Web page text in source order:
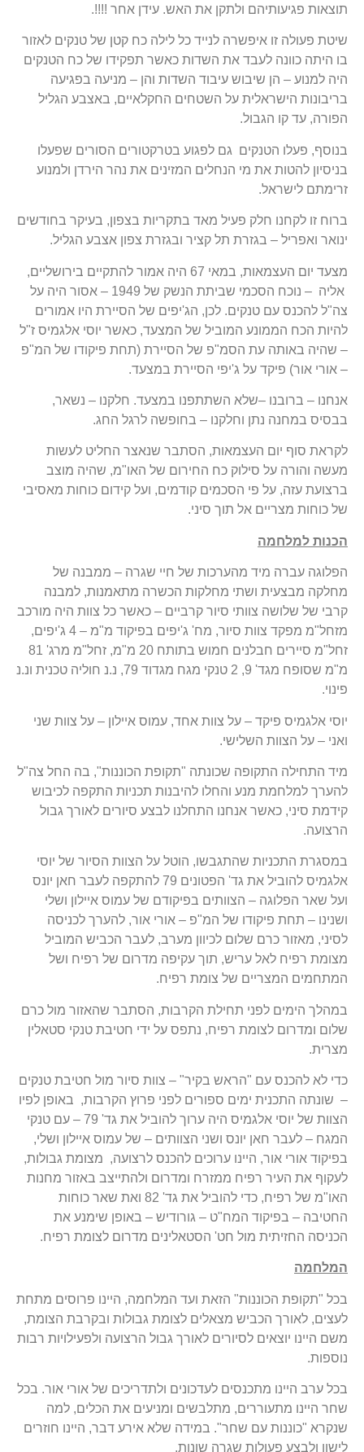
תוצאות פגיעותיהם ולתקן את האש. עידן אחר !!!!.
שיטת פעולה זו איפשרה לנייד כל לילה כח קטן של טנקים לאזור
בו היתה כוונה לעבד את השדות כאשר תפקידו של כח הטנקים
היה למנוע – הן שיבוש עיבוד השדות והן – מניעה בפגיעה
בריבונות הישראלית על השטחים החקלאיים, באצבע הגליל
הפורה, עד קו הגבול.
בנוסף, פעלו הטנקים גם לפגוע בטרקטורים הסורים שפעלו
בניסיון להטות את מי הנחלים המזינים את נהר הירדן ולמנוע
זרימתם לישראל.
ברוח זו לקחנו חלק פעיל מאד בתקריות בצפון, בעיקר בחודשים
ינואר ואפריל – בגזרת תל קציר ובגזרת צפון אצבע הגליל.
מצעד יום העצמאות, במאי 67 היה אמור להתקיים בירושליים,
אליה – נוכח הסכמי שביתת הנשק של 1949 – אסור היה על
צה"ל להכנס עם טנקים. לכן, הג'יפים של הסיירת היו אמורים
להיות הכח הממונע המוביל של המצעד, כאשר יוסי אלגמיס ז"ל
– שהיה באותה עת הסמ"פ של הסיירת (תחת פיקודו של המ"פ
– אורי אור) פיקד על ג'יפי הסיירת במצעד.
אנחנו – ברובנו –שלא השתתפנו במצעד. חלקנו – נשאר,
בבסיס במחנה נתן וחלקנו – בחופשה לרגל החג.
לקראת סוף יום העצמאות, הסתבר שנאצר החליט לעשות
מעשה והורה על סילוק כח החירום של האו"מ, שהיה מוצב
ברצועת עזה, על פי הסכמים קודמים, ועל קידום כוחות מאסיבי
של כוחות מצריים אל תוך סיני.
הכנות למלחמה
הפלוגה עברה מיד מהערכות של חיי שגרה – ממבנה של
מחלקה מבצעית ושתי מחלקות הכשרה מתאמנות, למבנה
קרבי של שלושה צוותי סיור קרביים – כאשר כל צוות היה מורכב
מזחל"מ מפקד צוות סיור, מח' ג'יפים בפיקוד מ"מ – 4 ג'יפים,
זחל"מ סיירים חבלנים חמוש בתותח 20 מ"מ, זחל"מ מרג' 81
מ"מ שסופח מגד' 9, 2 טנקי מגח מגדוד 79, נ.נ חוליה טכנית ונ.נ
פינוי.
יוסי אלגמיס פיקד – על צוות אחד, עמוס איילון – על צוות שני
ואני – על הצוות השלישי.
מיד התחילה התקופה שכונתה "תקופת הכוננות", בה החל צה"ל
להערך למלחמת מנע והחלו להיבנות תכניות התקפה לכיבוש
קידמת סיני, כאשר אנחנו התחלנו לבצע סיורים לאורך גבול
הרצועה.
במסגרת התכניות שהתגבשו, הוטל על הצוות הסיור של יוסי
אלגמיס להוביל את גד' הפטונים 79 להתקפה לעבר חאן יונס
ועל שאר הפלוגה – הצוותים בפיקודם של עמוס איילון ושלי
ושנינו – תחת פיקודו של המ"פ – אורי אור, להערך לכניסה
לסיני, מאזור כרם שלום לכיוון מערב, לעבר הכביש המוביל
מצומת רפיח לאל עריש, תוך עקיפה מדרום של רפיח ושל
המתחמים המצריים של צומת רפיח.
במהלך הימים לפני תחילת הקרבות, הסתבר שהאזור מול כרם
שלום ומדרום לצומת רפיח, נתפס על ידי חטיבת טנקי סטאלין
מצרית.
כדי לא להכנס עם "הראש בקיר" – צוות סיור מול חטיבת טנקים
– שונתה התכנית ימים ספורים לפני פרוץ הקרבות, באופן לפיו
הצוות של יוסי אלגמיס היה ערוך להוביל את גד' 79 – עם טנקי
המגח – לעבר חאן יונס ושני הצוותים – של עמוס איילון ושלי,
בפיקוד אורי אור, היינו ערוכים להכנס לרצועה, מצומת גבולות,
לעקוף את העיר רפיח ממזרח ומדרום ולהתייצב באזור מחנות
האו"מ של רפיח, כדי להוביל את גד' 82 ואת שאר כוחות
החטיבה – בפיקוד המח"ט – גורודיש – באופן שימנע את
הכניסה החזיתית מול חט' הסטאלינים מדרום לצומת רפיח.
המלחמה
בכל "תקופת הכוננות" הזאת ועד המלחמה, היינו פרוסים מתחת
לעצים, לאורך הכביש מצאלים לצומת גבולות ובקרבת הצומת,
משם היינו יוצאים לסיורים לאורך גבול הרצועה ולפעילויות רבות
נוספות.
בכל ערב היינו מתכנסים לעדכונים ולתדריכים של אורי אור. בכל
שחר היינו מתעוררים, מתלבשים ומניעים את הכלים, למה
שנקרא "כוננות עם שחר". במידה שלא אירע דבר, היינו חוזרים
לישון ולבצע פעולות שגרה שונות.